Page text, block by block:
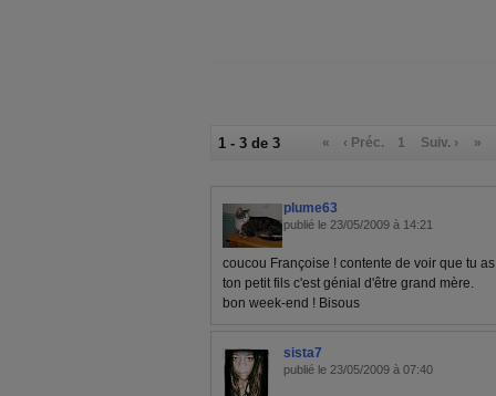
1 - 3 de 3 « ‹ Préc. 1 Suiv. › »
plume63
publié le 23/05/2009 à 14:21
coucou Françoise ! contente de voir que tu
ton petit fils c'est génial d'être grand mère.
bon week-end ! Bisous
sista7
publié le 23/05/2009 à 07:40